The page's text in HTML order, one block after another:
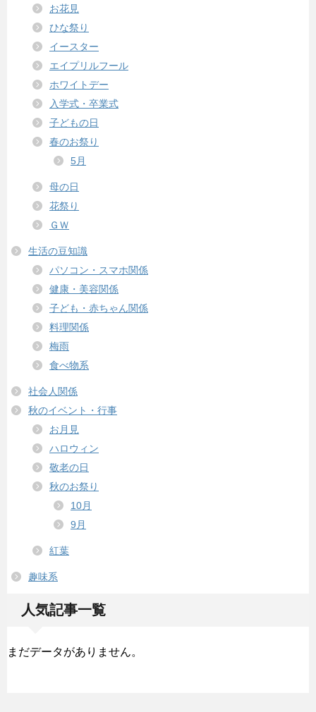
お花見
ひな祭り
イースター
エイプリルフール
ホワイトデー
入学式・卒業式
子どもの日
春のお祭り
5月
母の日
花祭り
ＧＷ
生活の豆知識
パソコン・スマホ関係
健康・美容関係
子ども・赤ちゃん関係
料理関係
梅雨
食べ物系
社会人関係
秋のイベント・行事
お月見
ハロウィン
敬老の日
秋のお祭り
10月
9月
紅葉
趣味系
人気記事一覧
まだデータがありません。